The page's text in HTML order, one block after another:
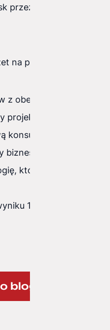
przez 24 godziny na
na prowizorki.
z obecną stroną lub
projekt?
konsultację –
i
która najlepiej
100/100 w
bloga